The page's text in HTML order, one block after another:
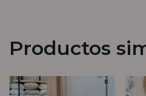
Productos